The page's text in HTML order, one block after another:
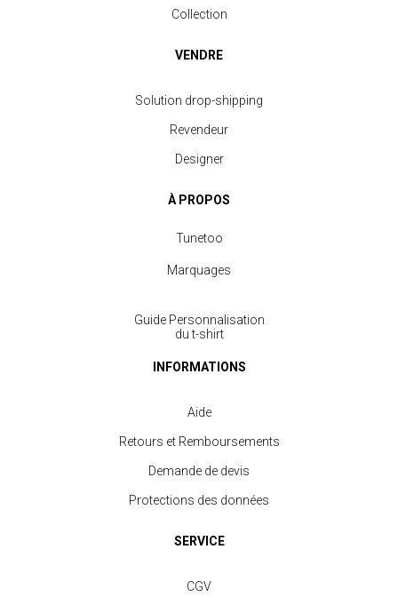
Collection
VENDRE
Solution drop-shipping
Revendeur
Designer
À PROPOS
Tunetoo
Marquages
Guide Personnalisation
du t-shirt
INFORMATIONS
Aide
Retours et Remboursements
Demande de devis
Protections des données
SERVICE
CGV